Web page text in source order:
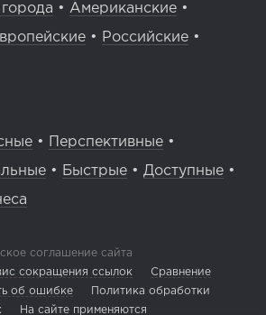
• Американские •
• Российские •
• Перспективные •
• Быстрые • Доступные •
соглашение сайта
сокращения ссылок
Сравнение
об ошибке
Политика обработки
На сайте применяются